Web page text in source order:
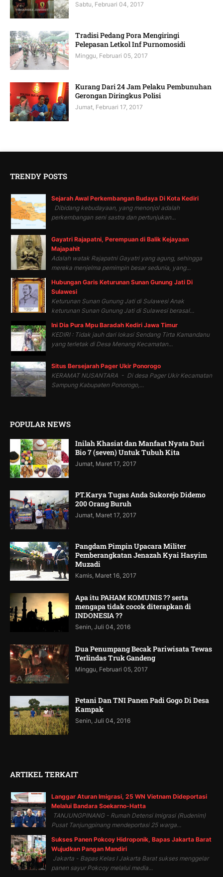
Sabtu, Februari 04, 2017
Tradisi Pedang Pora Mengiringi
Pelepasan Letkol Inf Purnomosidi
Minggu, Februari 05, 2017
Kurang Dari 24 Jam Pelaku Pembunuhan
Gerongan Diringkus Polisi
Jumat, Februari 17, 2017
TRENDY POSTS
Sejarah Awal Perkembangan Budaya Di Kota Kediri
Dibidang kebudayaan, yang menonjol adalah
perkembangan seni sastra dan pertunjukan...
Gayatri Rajapatni, Perempuan di Balik Kejayaan
Majapahit
Adalah watak Rajapatni Gayatri yang agung, sehingga
mereka menjelma pemimpin besar sedunia, yang...
Hubungan Garis Keturunan Sunan Gunung Jati Di
Sulawesi
Keturunan Sunan Gunung Jati di Sulawesi Anak
keturunan Sunan Gunung Jati di Sulawesi berasal...
Ini Dia Pura Mpu Baradah Kediri Jawa Timur
KEDIRI : Tidak jauh dari lokasi Sendang Tirta Kamandanu
yang terletak di Desa Menang Kecamatan...
Situs Bersejarah Pager Ukir Ponorogo
KERAMAT NUSANTARA - Di desa Pager Ukir Kecamatan
Sampung Kabupaten Ponorogo,...
POPULAR NEWS
Inilah Khasiat dan Manfaat Nyata Dari
Bio 7 (seven) Untuk Tubuh Kita
Jumat, Maret 17, 2017
PT.Karya Tugas Anda Sukorejo Didemo
200 Orang Buruh
Jumat, Maret 17, 2017
Pangdam Pimpin Upacara Militer
Pemberangkatan Jenazah Kyai Hasyim
Muzadi
Kamis, Maret 16, 2017
Apa itu PAHAM KOMUNIS ?? serta
mengapa tidak cocok diterapkan di
INDONESIA ??
Senin, Juli 04, 2016
Dua Penumpang Becak Pariwisata Tewas
Terlindas Truk Gandeng
Minggu, Februari 05, 2017
Petani Dan TNI Panen Padi Gogo Di Desa
Kampak
Senin, Juli 04, 2016
ARTIKEL TERKAIT
Langgar Aturan Imigrasi, 25 WN Vietnam Dideportasi
Melalui Bandara Soekarno-Hatta
TANJUNGPINANG - Rumah Detensi Imigrasi (Rudenim)
Pusat Tanjungpinang mendeportasi 25 warga...
Sukses Panen Pokcoy Hidroponik, Bapas Jakarta Barat
Wujudkan Pangan Mandiri
Jakarta - Bapas Kelas I Jakarta Barat sukses menggelar
panen sayur Pokcoy melalui media...